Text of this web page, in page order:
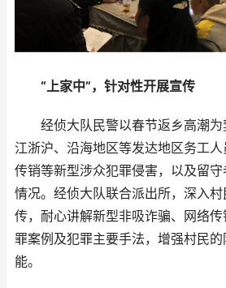
“上家中”，针对性开展宣传
经侦大队民警以春节返乡高潮为
江浙沪、沿海地区等发达地区务工人
传销等新型涉众犯罪侵害，以及留
情况。经侦大队联合派出所，深入
传，耐心讲解新型非吸诈骗、网络
罪案例及犯罪主要手法，增强村民
能。